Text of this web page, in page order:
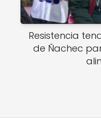
Resistencia
de Ñachec